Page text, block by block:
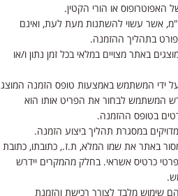
או הורי הקטין.
אשר עשוי להשתנות מעת לעת, ואינם
בתהליך ההזמנה.
באתר מצויים במלאי בכל זמן נתון ו/או
ידי המשתמש באמצעות טופס הזמנה המוצג
המשתמש לבחור את הפריט אותו הוא
בטופס ההזמנה.
במסגרת תהליך ביצוע הזמנה.
באתר את שמו המלא, ת.ז., כתובתו, כתובת
כרטיס אשראי. בחלק מהמקרים יידרש
שימוש מלבד לצורך רכישת והזמנת